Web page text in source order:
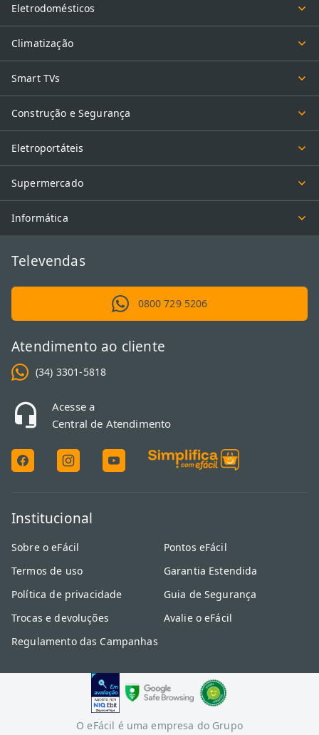
Eletrodomésticos
Climatização
Smart TVs
Construção e Segurança
Eletroportáteis
Supermercado
Informática
Televendas
0800 729 5206
Atendimento ao cliente
(34) 3301-5818
Acesse a
Central de Atendimento
Institucional
Sobre o eFácil
Termos de uso
Política de privacidade
Trocas e devoluções
Regulamento das Campanhas
Pontos eFácil
Garantia Estendida
Guia de Segurança
Avalie o eFácil
O eFácil é uma empresa do Grupo